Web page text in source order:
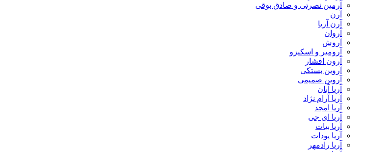
آرمین نصرتی و صادق بوقی
آرن
آرن آریا
آروان
آروش
آرومیر و اسکیزو
آرون افشار
آروین بستکی
آروین صمیمی
آریا آبان
آریا آرام نژاد
آریا امجد
آریا ای جی
آریا بیات
آریا پودات
آریا رادمهر